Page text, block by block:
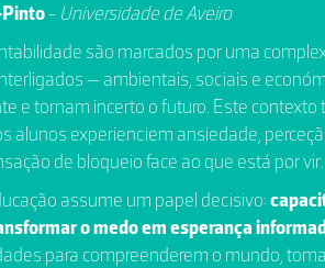
- Universidade de Aveiro
são marcados por uma
— ambientais, sociais e
e tornam incerto o futuro. Este contexto
alunos experienciem ansiedade,
de bloqueio face ao que está por vir.
assume um papel decisivo:
o medo em esperança
para compreenderem o mundo,